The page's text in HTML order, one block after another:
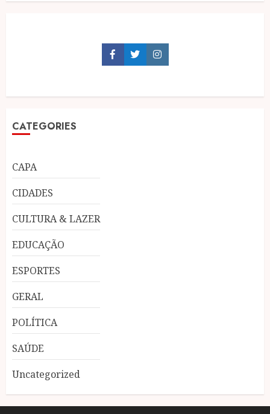
FacebookTwitterInstagram
CATEGORIES
CAPA
CIDADES
CULTURA & LAZER
EDUCAÇÃO
ESPORTES
GERAL
POLÍTICA
SAÚDE
Uncategorized